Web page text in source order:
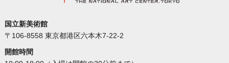
国立新美術館
〒106-8558 東京都港区六本木7-22-2
開館時間